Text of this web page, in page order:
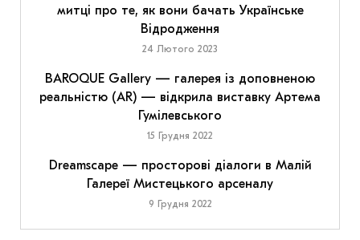
митці про те, як вони бачать Українське
Відродження
24 Лютого 2023
BAROQUE Gallery — галерея із доповненою
реальністю (AR) — відкрила виставку Артема
Гумілевського
15 Грудня 2022
Dreamscape — просторові діалоги в Малій
Галереї Мистецького арсеналу
9 Грудня 2022